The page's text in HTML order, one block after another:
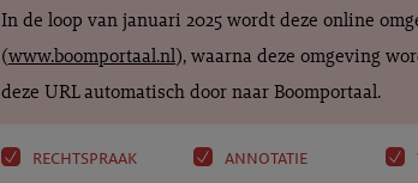
In de loop van januari 2025 wordt deze online
(www.boomportaal.nl), waarna deze omgeving
deze URL automatisch door naar Boomportaal.
rechtspraak annotatie